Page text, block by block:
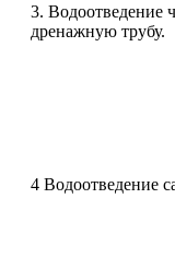
3. Водоотведение
дренажную трубу.
4 Водоотведение